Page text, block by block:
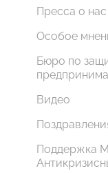
Пресса о нас
Особое
Бюро по
Видео
Поддержка